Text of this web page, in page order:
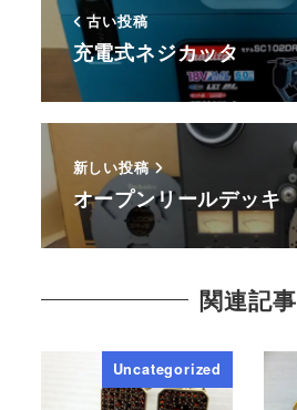
古い投稿
充電式ネジカッタ
新しい投稿
オープンリールデッキ
関連記事
Uncategorized